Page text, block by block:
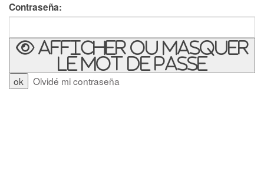
Contraseña:
Afficher ou masquer
le mot de passe
Olvidé mi contraseña